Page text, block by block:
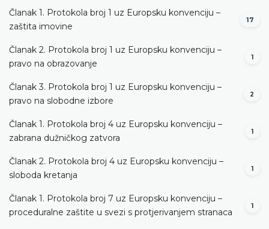
Članak 1. Protokola broj 1 uz Europsku konvenciju –
zaštita imovine
17
Članak 2. Protokola broj 1 uz Europsku konvenciju –
pravo na obrazovanje
1
Članak 3. Protokola broj 1 uz Europsku konvenciju –
pravo na slobodne izbore
2
Članak 1. Protokola broj 4 uz Europsku konvenciju –
zabrana dužničkog zatvora
1
Članak 2. Protokola broj 4 uz Europsku konvenciju –
sloboda kretanja
1
Članak 1. Protokola broj 7 uz Europsku konvenciju –
proceduralne zaštite u svezi s protjerivanjem stranaca
1